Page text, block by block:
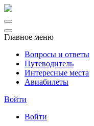
Главное меню
Вопросы и ответы
Путеводитель
Интересные места
Авиабилеты
Войти
Войти